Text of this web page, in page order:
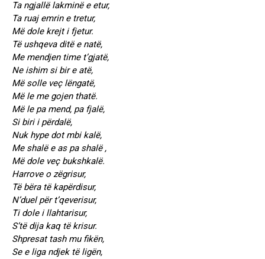
Ta ngjallë lakminë e etur,
Ta ruaj emrin e tretur,
Më dole krejt i fjetur.
Të ushqeva ditë e natë,
Me mendjen time t’gjatë,
Ne ishim si bir e atë,
Më solle veç lëngatë,
Më le me gojen thatë.
Më le pa mend, pa fjalë,
Si biri i përdalë,
Nuk hype dot mbi kalë,
Me shalë e as pa shalë ,
Më dole veç bukshkalë.
Harrove o zëgrisur,
Të bëra të kapërdisur,
N’duel për t’qeverisur,
Ti dole i llahtarisur,
S’të dija kaq të krisur.
Shpresat tash mu fikën,
Se e liga ndjek të ligën,